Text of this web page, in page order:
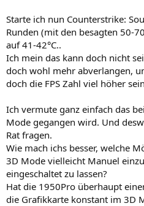
Starte ich nun Counterstrike:
Runden (mit den besagten 50-
auf 41-42°C..
Ich mein das kann doch nicht
doch wohl mehr abverlangen,
doch die FPS Zahl viel höher
Ich vermute ganz einfach das
Mode gegangen wird. Und
Rat fragen.
Wie mach ichs besser, welche
3D Mode vielleicht Manuel
eingeschaltet zu lassen?
Hat die 1950Pro überhaupt
die Grafikkarte konstant im 3D